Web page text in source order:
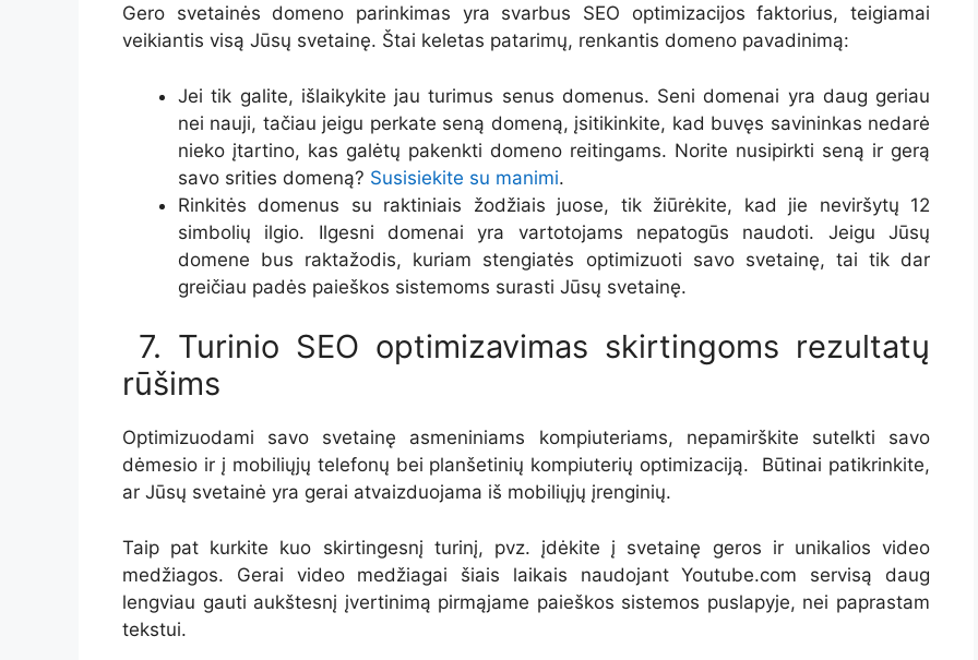
Gero svetainės domeno parinkimas yra svarbus SEO optimizacijos faktorius, teigiamai
veikiantis visą Jūsų svetainę. Štai keletas patarimų, renkantis domeno pavadinimą:
Jei tik galite, išlaikykite jau turimus senus domenus. Seni domenai yra daug geriau
nei nauji, tačiau jeigu perkate seną domeną, įsitikinkite, kad buvęs savininkas nedarė
nieko įtartino, kas galėtų pakenkti domeno reitingams. Norite nusipirkti seną ir gerą
savo srities domeną? Susisiekite su manimi.
Rinkitės domenus su raktiniais žodžiais juose, tik žiūrėkite, kad jie neviršytų 12
simbolių ilgio. Ilgesni domenai yra vartotojams nepatogūs naudoti. Jeigu Jūsų
domene bus raktažodis, kuriam stengiatės optimizuoti savo svetainę, tai tik dar
greičiau padės paieškos sistemoms surasti Jūsų svetainę.
7. Turinio SEO optimizavimas skirtingoms rezultatų
rūšims
Optimizuodami savo svetainę asmeniniams kompiuteriams, nepamirškite sutelkti savo
dėmesio ir į mobiliųjų telefonų bei planšetinių kompiuterių optimizaciją. Būtinai patikrinkite,
ar Jūsų svetainė yra gerai atvaizduojama iš mobiliųjų įrenginių.
Taip pat kurkite kuo skirtingesnį turinį, pvz. įdėkite į svetainę geros ir unikalios video
medžiagos. Gerai video medžiagai šiais laikais naudojant Youtube.com servisą daug
lengviau gauti aukštesnį įvertinimą pirmąjame paieškos sistemos puslapyje, nei paprastam
tekstui.